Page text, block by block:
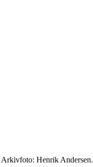
Arkivfoto: Henrik Andersen.